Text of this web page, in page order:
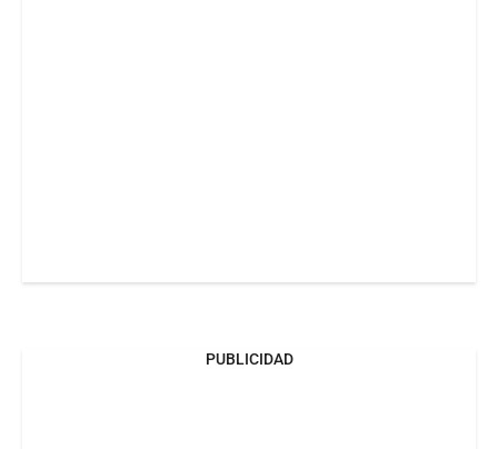
PUBLICIDAD